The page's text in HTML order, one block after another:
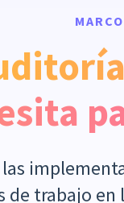
de trabajo en